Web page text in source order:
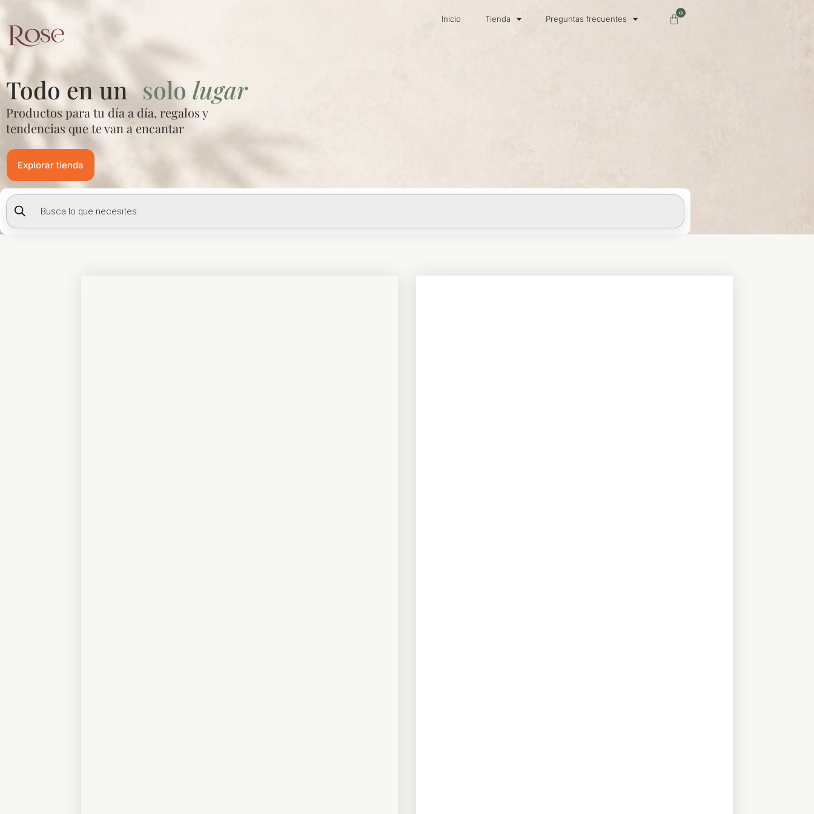
contenido
Inicio Tienda Preguntas frecuentes
0
Carrito
Todo en un sololugar
Productos para tu día a día, regalos y
tendencias que te van a encantar
Explorar tienda
Búsqueda
de
productos